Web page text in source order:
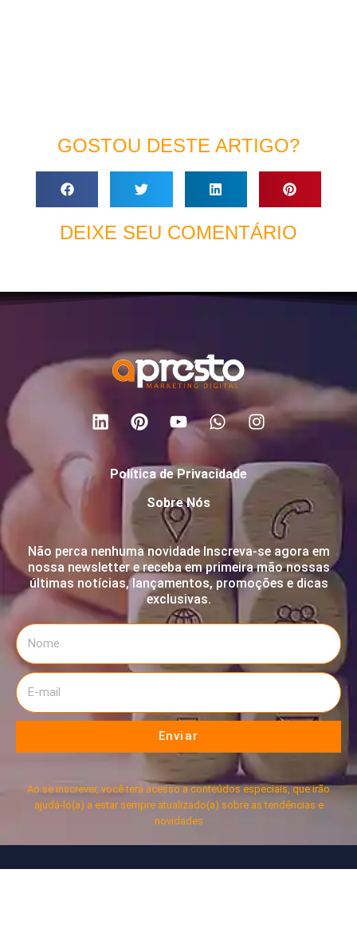
GOSTOU DESTE ARTIGO?
DEIXE SEU COMENTÁRIO
Política de Privacidade
Sobre Nós
Não perca nenhuma novidade Inscreva-se agora em
nossa newsletter e receba em primeira mão nossas
últimas notícias, lançamentos, promoções e dicas
exclusivas.
Enviar
Ao se inscrever, você terá acesso a conteúdos especiais, que irão
ajudá-lo(a) a estar sempre atualizado(a) sobre as tendências e
novidades